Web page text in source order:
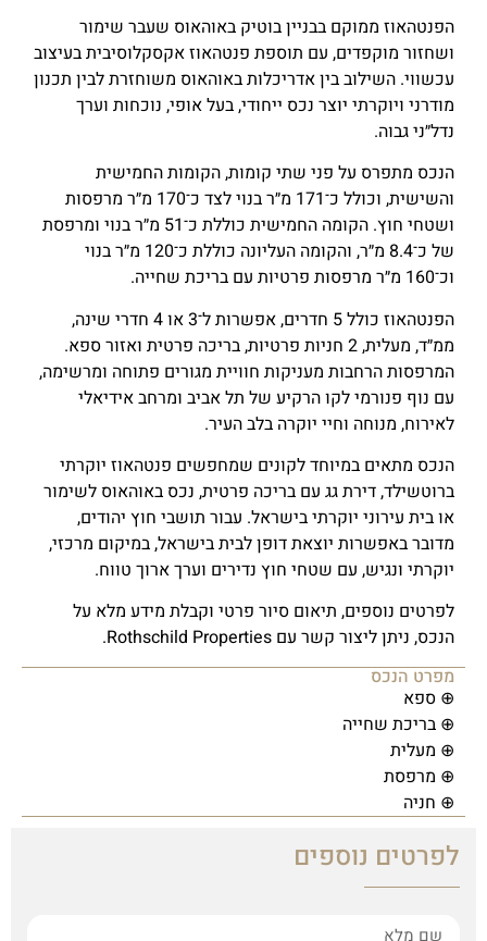
הפנטהאוז ממוקם בבניין בוטיק באוהאוס שעבר שימור
ושחזור מוקפדים, עם תוספת פנטהאוז אקסקלוסיבית בעיצוב
עכשווי. השילוב בין אדריכלות באוהאוס משוחזרת לבין תכנון
מודרני ויוקרתי יוצר נכס ייחודי, בעל אופי, נוכחות וערך
נדל״ני גבוה.
הנכס מתפרס על פני שתי קומות, הקומות החמישית
והשישית, וכולל כ־171 מ״ר בנוי לצד כ־170 מ״ר מרפסות
ושטחי חוץ. הקומה החמישית כוללת כ־51 מ״ר בנוי ומרפסת
של כ־8.4 מ״ר, והקומה העליונה כוללת כ־120 מ״ר בנוי
וכ־160 מ״ר מרפסות פרטיות עם בריכת שחייה.
הפנטהאוז כולל 5 חדרים, אפשרות ל־3 או 4 חדרי שינה,
ממ״ד, מעלית, 2 חניות פרטיות, בריכה פרטית ואזור ספא.
המרפסות הרחבות מעניקות חוויית מגורים פתוחה ומרשימה,
עם נוף פנורמי לקו הרקיע של תל אביב ומרחב אידיאלי
לאירוח, מנוחה וחיי יוקרה בלב העיר.
הנכס מתאים במיוחד לקונים שמחפשים פנטהאוז יוקרתי
ברוטשילד, דירת גג עם בריכה פרטית, נכס באוהאוס לשימור
או בית עירוני יוקרתי בישראל. עבור תושבי חוץ יהודים,
מדובר באפשרות יוצאת דופן לבית בישראל, במיקום מרכזי,
יוקרתי ונגיש, עם שטחי חוץ נדירים וערך ארוך טווח.
לפרטים נוספים, תיאום סיור פרטי וקבלת מידע מלא על
הנכס, ניתן ליצור קשר עם Rothschild Properties.
מפרט הנכס
⊕ ספא
⊕ בריכת שחייה
⊕ מעלית
⊕ מרפסת
⊕ חניה
לפרטים נוספים